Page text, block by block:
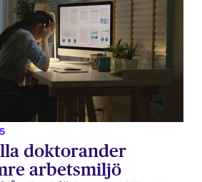
doktorander
arbetsmiljö